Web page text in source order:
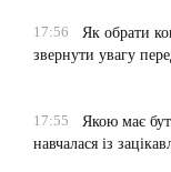
17:56
Як обрати
звернути увагу
17:55
Якою має
навчалася із